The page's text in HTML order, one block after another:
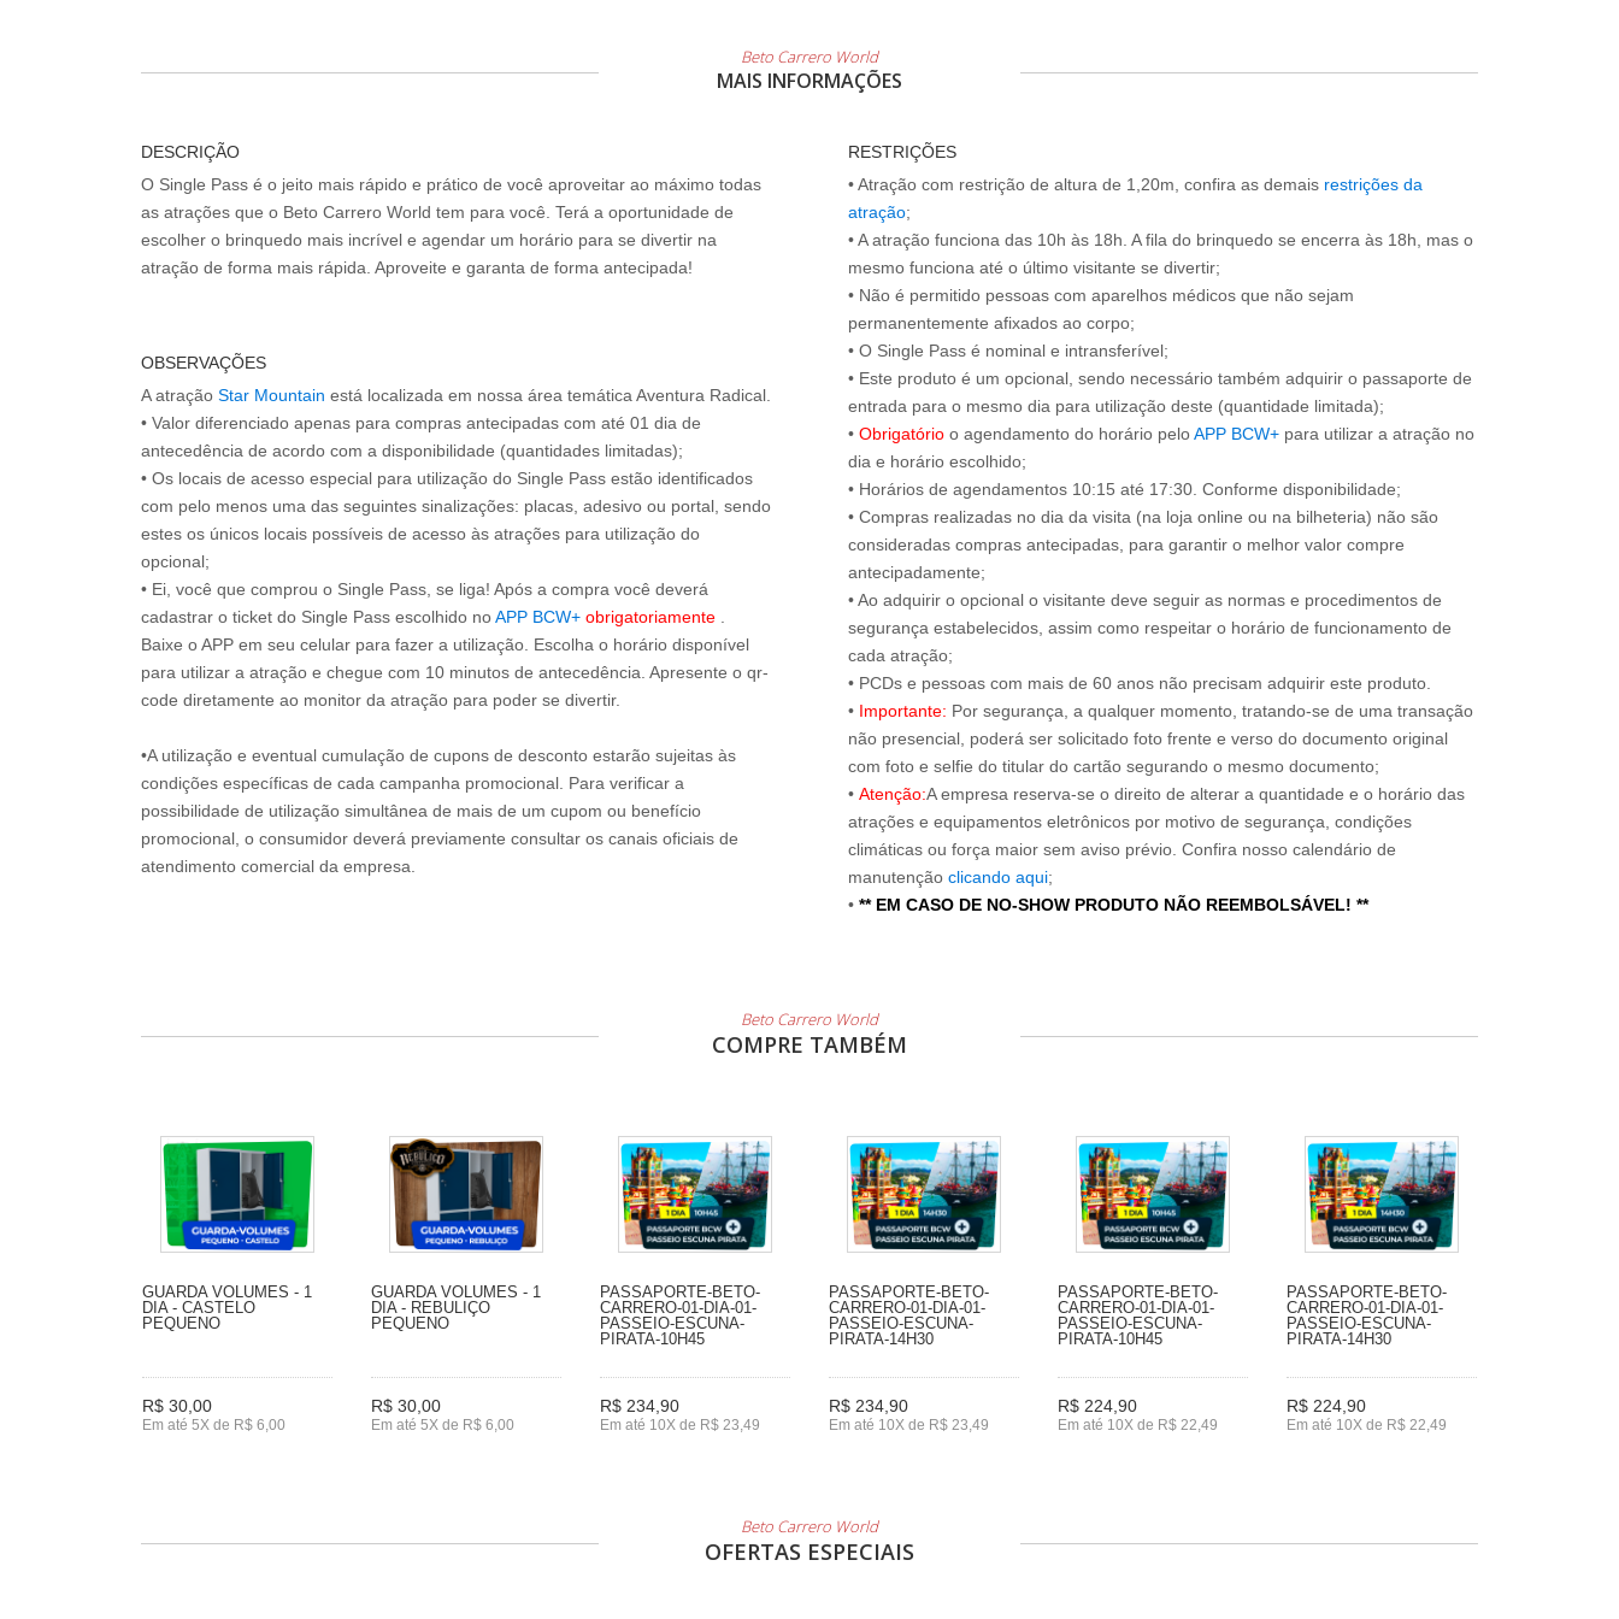
Beto Carrero World
MAIS INFORMAÇÕES
DESCRIÇÃO
O Single Pass é o jeito mais rápido e prático de você aproveitar ao máximo todas
as atrações que o Beto Carrero World tem para você. Terá a oportunidade de
escolher o brinquedo mais incrível e agendar um horário para se divertir na
atração de forma mais rápida. Aproveite e garanta de forma antecipada!
OBSERVAÇÕES
A atração Star Mountain está localizada em nossa área temática Aventura Radical.
• Valor diferenciado apenas para compras antecipadas com até 01 dia de
antecedência de acordo com a disponibilidade (quantidades limitadas);
• Os locais de acesso especial para utilização do Single Pass estão identificados
com pelo menos uma das seguintes sinalizações: placas, adesivo ou portal, sendo
estes os únicos locais possíveis de acesso às atrações para utilização do
opcional;
• Ei, você que comprou o Single Pass, se liga! Após a compra você deverá
cadastrar o ticket do Single Pass escolhido noAPP BCW+ obrigatoriamente
Baixe o APP em seu celular para fazer a utilização. Escolha o horário disponível
para utilizar a atração e chegue com 10 minutos de antecedência. Apresente o qr-
code diretamente ao monitor da atração para poder se divertir.
•A utilização e eventual cumulação de cupons de desconto estarão sujeitas às
condições específicas de cada campanha promocional. Para verificar a
possibilidade de utilização simultânea de mais de um cupom ou benefício
promocional, o consumidor deverá previamente consultar os canais oficiais de
atendimento comercial da empresa.
RESTRIÇÕES
• Atração com restrição de altura de 1,20m, confira as demais restrições da
atração;
• A atração funciona das 10h às 18h. A fila do brinquedo se encerra às 18h, mas o
mesmo funciona até o último visitante se divertir;
• Não é permitido pessoas com aparelhos médicos que não sejam
permanentemente afixados ao corpo;
• O Single Pass é nominal e intransferível;
• Este produto é um opcional, sendo necessário também adquirir o passaporte de
entrada para o mesmo dia para utilização deste (quantidade limitada);
• Obrigatório o agendamento do horário peloAPP BCW+ para utilizar a atração no
dia e horário escolhido;
• Horários de agendamentos 10:15 até 17:30. Conforme disponibilidade;
• Compras realizadas no dia da visita (na loja online ou na bilheteria) não são
consideradas compras antecipadas, para garantir o melhor valor compre
antecipadamente;
• Ao adquirir o opcional o visitante deve seguir as normas e procedimentos de
segurança estabelecidos, assim como respeitar o horário de funcionamento de
cada atração;
• PCDs e pessoas com mais de 60 anos não precisam adquirir este produto.
• Importante: Por segurança, a qualquer momento, tratando-se de uma transação
não presencial, poderá ser solicitado foto frente e verso do documento original
com foto e selfie do titular do cartão segurando o mesmo documento;
• Atenção:A empresa reserva-se o direito de alterar a quantidade e o horário das
atrações e equipamentos eletrônicos por motivo de segurança, condições
climáticas ou força maior sem aviso prévio. Confira nosso calendário de
manutenção clicando aqui;
• ** EM CASO DE NO-SHOW PRODUTO NÃO REEMBOLSÁVEL! **
Beto Carrero World
COMPRE TAMBÉM
GUARDA VOLUMES - 1
DIA - CASTELO
PEQUENO
R$ 30,00
Em até 5X de R$ 6,00
GUARDA VOLUMES - 1
DIA - REBULIÇO
PEQUENO
R$ 30,00
Em até 5X de R$ 6,00
PASSAPORTE-BETO-
CARRERO-01-DIA-01-
PASSEIO-ESCUNA-
PIRATA-10H45
R$ 234,90
Em até 10X de R$ 23,49
PASSAPORTE-BETO-
CARRERO-01-DIA-01-
PASSEIO-ESCUNA-
PIRATA-14H30
R$ 234,90
Em até 10X de R$ 23,49
PASSAPORTE-BETO-
CARRERO-01-DIA-01-
PASSEIO-ESCUNA-
PIRATA-10H45
R$ 224,90
Em até 10X de R$ 22,49
PASSAPORTE-BETO-
CARRERO-01-DIA-01-
PASSEIO-ESCUNA-
PIRATA-14H30
R$ 224,90
Em até 10X de R$ 22,49
Beto Carrero World
OFERTAS ESPECIAIS